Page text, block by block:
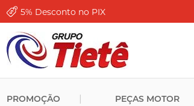
5% Desconto no PIX
PROMOÇÃO PEÇAS MOTOR